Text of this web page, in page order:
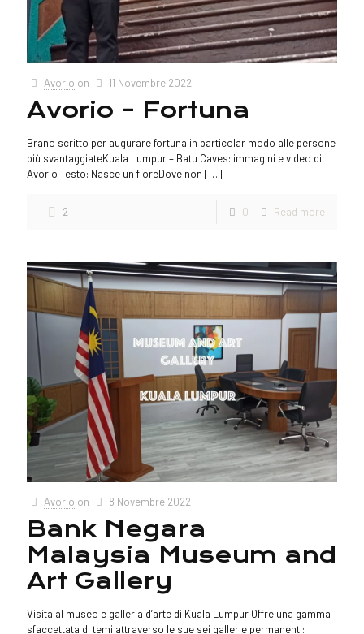
Avorio on 11 Novembre 2022
Avorio – Fortuna
Brano scritto per augurare fortuna in particolar modo alle persone
più svantaggiateKuala Lumpur – Batu Caves: immagini e video di
Avorio Testo: Nasce un fioreDove non […]
2 0 Read more
Avorio on 8 Novembre 2022
Bank Negara
Malaysia Museum and
Art Gallery
Visita al museo e galleria d’arte di Kuala Lumpur Offre una gamma
sfaccettata di temi attraverso le sue sei gallerie permanenti: